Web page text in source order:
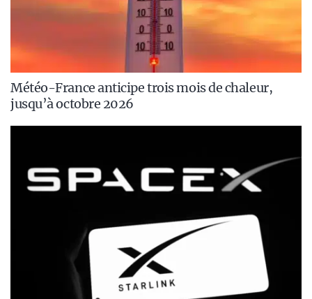
Météo-France anticipe trois mois de chaleur,
jusqu’à octobre 2026